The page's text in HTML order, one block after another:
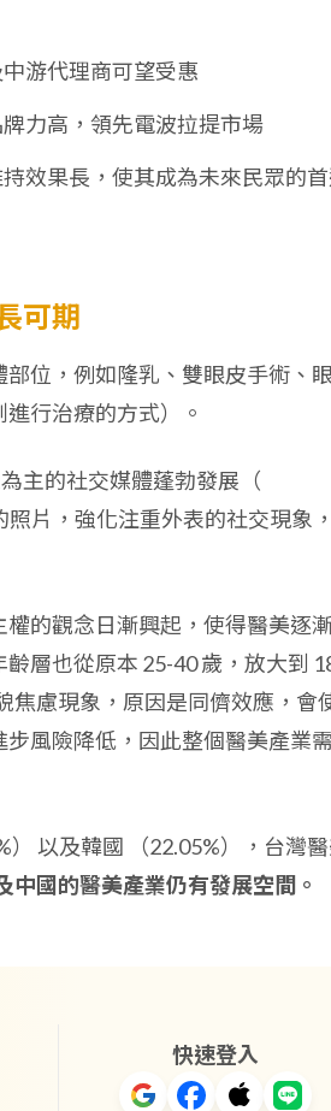
游代理商可望受惠
力高，領先電波拉提市場
效果長，使其成為未來民眾的
可期
位，例如隆乳、雙眼皮手術、
行治療的方式）。
主的社交媒體蓬勃發展（
片，強化注重外表的社交現象
的觀念日漸興起，使得醫美逐
層也從原本 25-40 歲，放大到
焦慮現象，原因是同儕效應，會
風險降低，因此整個醫美產業
以及韓國 （22.05%），台灣
中國的醫美產業仍有發展空間。
快速登入